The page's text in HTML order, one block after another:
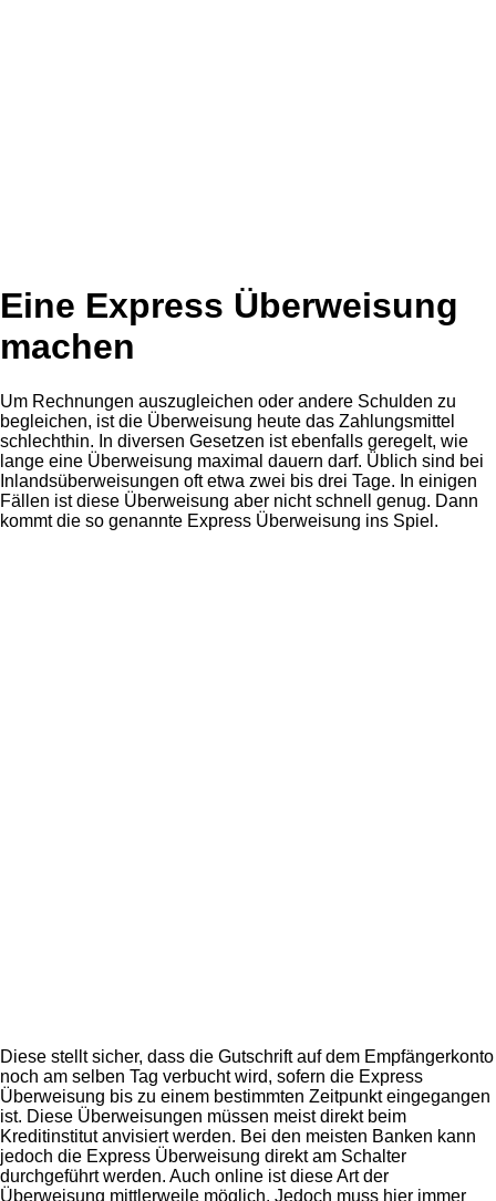
Eine Express Überweisung
machen
Um Rechnungen auszugleichen oder andere Schulden zu
begleichen, ist die Überweisung heute das Zahlungsmittel
schlechthin. In diversen Gesetzen ist ebenfalls geregelt, wie
lange eine Überweisung maximal dauern darf. Üblich sind bei
Inlandsüberweisungen oft etwa zwei bis drei Tage. In einigen
Fällen ist diese Überweisung aber nicht schnell genug. Dann
kommt die so genannte Express Überweisung ins Spiel.
Diese stellt sicher, dass die Gutschrift auf dem Empfängerkonto
noch am selben Tag verbucht wird, sofern die Express
Überweisung bis zu einem bestimmten Zeitpunkt eingegangen
ist. Diese Überweisungen müssen meist direkt beim
Kreditinstitut anvisiert werden. Bei den meisten Banken kann
jedoch die Express Überweisung direkt am Schalter
durchgeführt werden. Auch online ist diese Art der
Überweisung mittlerweile möglich. Jedoch muss hier immer